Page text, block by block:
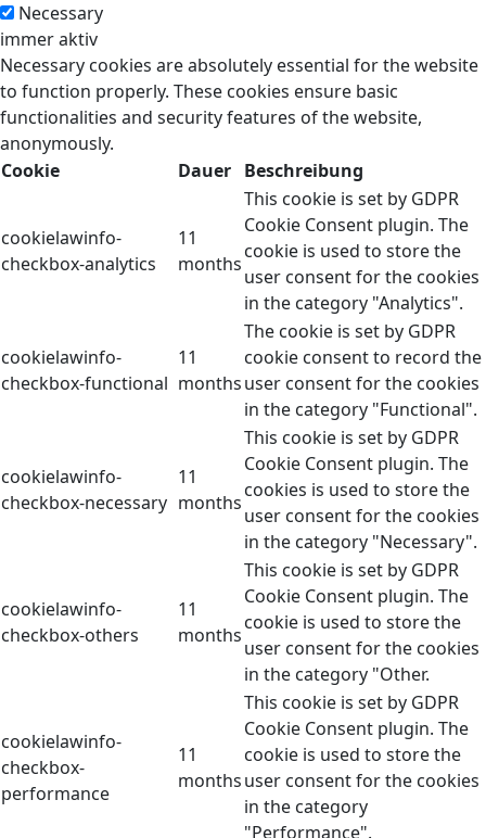
Necessary
immer aktiv
Necessary cookies are absolutely essential for the website
to function properly. These cookies ensure basic
functionalities and security features of the website,
anonymously.
Cookie
Dauer Beschreibung
cookielawinfo-
checkbox-analytics
11
months
This cookie is set by GDPR
Cookie Consent plugin. The
cookie is used to store the
user consent for the cookies
in the category "Analytics".
cookielawinfo-
checkbox-functional
11
months
The cookie is set by GDPR
cookie consent to record the
user consent for the cookies
in the category "Functional".
cookielawinfo-
checkbox-necessary
11
months
This cookie is set by GDPR
Cookie Consent plugin. The
cookies is used to store the
user consent for the cookies
in the category "Necessary".
cookielawinfo-
checkbox-others
11
months
This cookie is set by GDPR
Cookie Consent plugin. The
cookie is used to store the
user consent for the cookies
in the category "Other.
cookielawinfo-
checkbox-
performance
11
months
This cookie is set by GDPR
Cookie Consent plugin. The
cookie is used to store the
user consent for the cookies
in the category
"Performance".